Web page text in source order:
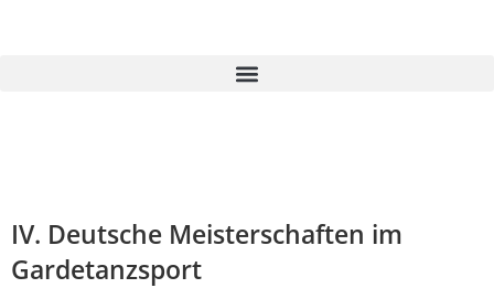
IV. Deutsche Meisterschaften im
Gardetanzsport